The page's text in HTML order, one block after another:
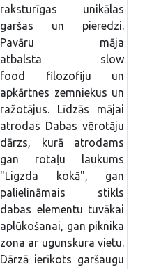
raksturīgas unikālas
garšas un pieredzi.
Pavāru māja
atbalsta slow
food filozofiju un
apkārtnes zemniekus un
ražotājus. Līdzās mājai
atrodas Dabas vērotāju
dārzs, kurā atrodams
gan rotaļu laukums
"Ligzda kokā", gan
palielināmais stikls
dabas elementu tuvākai
aplūkošanai, gan piknika
zona ar ugunskura vietu.
Dārzā ierīkots garšaugu